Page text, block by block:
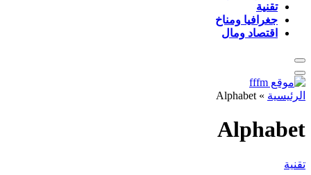
تقنية
جغرافيا ومناخ
اقتصاد ومال
الرئيسية»
Alphabet
Alphabet
تقنية